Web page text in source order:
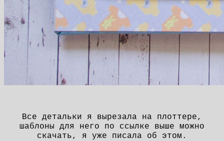
Все детальки я вырезала на плоттере,
шаблоны для него по ссылке выше можно
скачать, я уже писала об этом.